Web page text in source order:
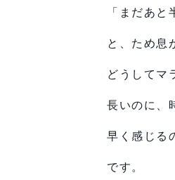
「まだあと
と、ため息
どうしてマ
長いのに、
早く感じる
です。